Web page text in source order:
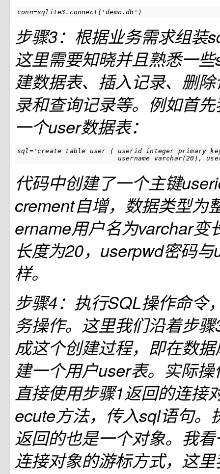
conn=sqlite3.connect('demo.db')
步骤3：根据业务需求组装
这里需要知晓并且熟悉一
建数据表、插入记录、删
录和查询记录等。例如首
一个user数据表：
sql='create table user ( userid integer primary
username varchar(20),
代码中创建了一个主键
crement自增，数据类型为
ername用户名为varchar变
长度为20，userpwd密码
样。
步骤4：执行SQL操作命令
务操作。这里我们沿着步
成这个创建过程，即在数
建一个用户user表。实际
直接使用步骤1返回的连接
ecute方法，传入sql语句。
返回的也是一个对象。我
连接对象的游标方式，这